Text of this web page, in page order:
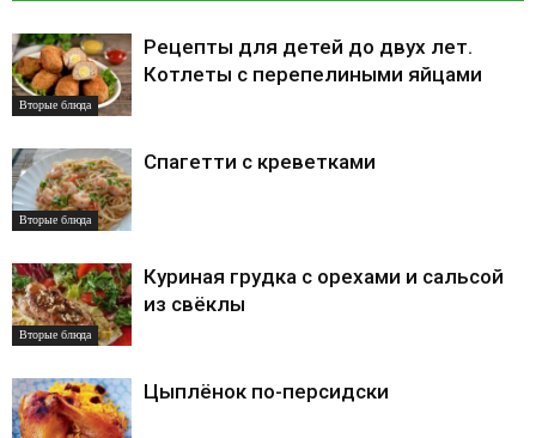
Вторые блюда
Рецепты для детей до двух лет.
Котлеты с перепелиными яйцами
Вторые блюда
Спагетти с креветками
Вторые блюда
Куриная грудка с орехами и сальсой
из свёклы
Цыплёнок по-персидски